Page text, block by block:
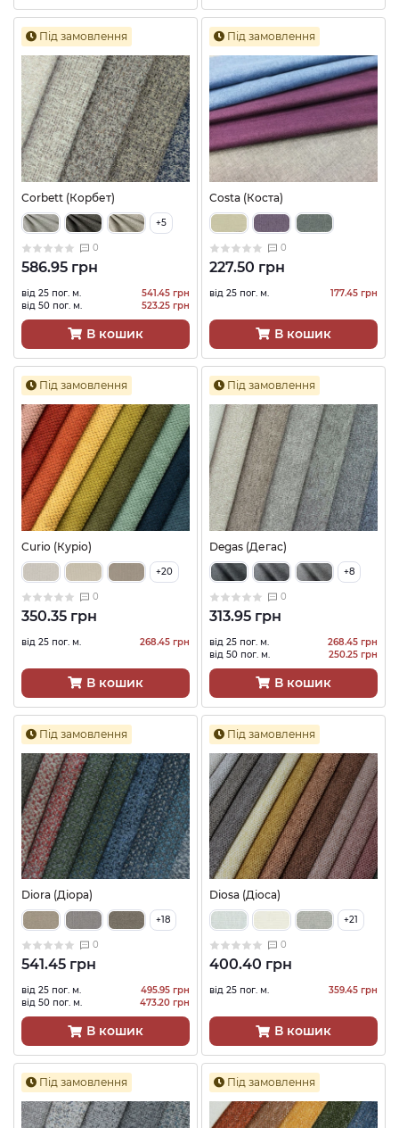
Під замовлення
Corbett (Корбет)
+5
0
586.95 грн
від 25 пог. м.
541.45 грн
від 50 пог. м.
523.25 грн
В кошик
Під замовлення
Costa (Коста)
0
227.50 грн
від 25 пог. м. 177.45 грн
В кошик
Під замовлення
Curio (Куріо)
+20
0
350.35 грн
від 25 пог. м. 268.45 грн
В кошик
Під замовлення
Degas (Дегас)
+8
0
313.95 грн
від 25 пог. м.
268.45 грн
від 50 пог. м.
250.25 грн
В кошик
Під замовлення
Diora (Діора)
+18
0
541.45 грн
від 25 пог. м.
495.95 грн
від 50 пог. м.
473.20 грн
В кошик
Під замовлення
Diosa (Діоса)
+21
0
400.40 грн
від 25 пог. м. 359.45 грн
В кошик
Під замовлення Під замовлення